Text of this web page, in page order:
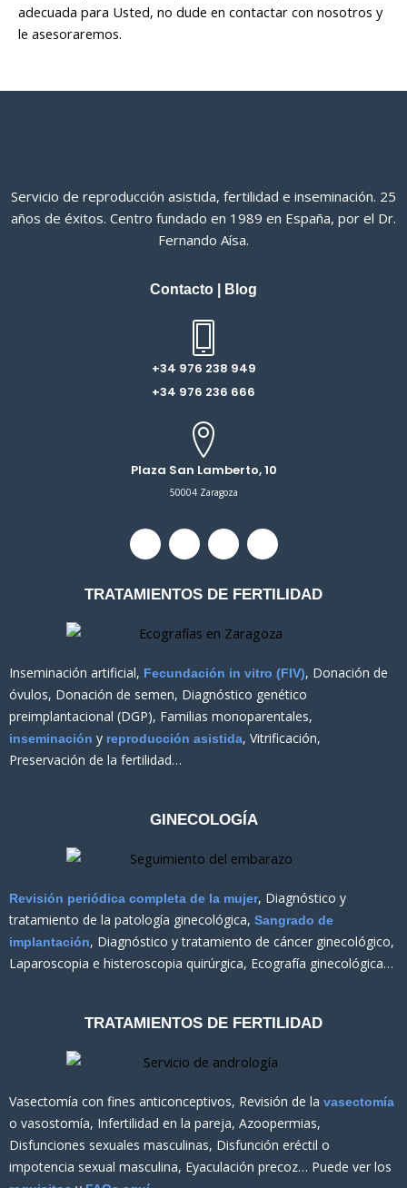
adecuada para Usted, no dude en contactar con nosotros y
le asesoraremos.
Servicio de reproducción asistida, fertilidad e inseminación. 25
años de éxitos. Centro fundado en 1989 en España, por el Dr.
Fernando Aísa.
Contacto Blog
+34 976 238 949
+34 976 236 666
Plaza San Lamberto, 10
50004 Zaragoza
T
w
t
t
r
F
a
e
b
o
k
n
t
a
r
a
L
k
e
i
n
TRATAMIENTOS DE FERTILIDAD
Inseminación artificial, Fecundación in vitro (FIV), Donación de
óvulos, Donación de semen, Diagnóstico genético
preimplantacional (DGP), Familias monoparentales,
inseminación y reproducción asistida, Vitrificación,
Preservación de la fertilidad…
GINECOLOGÍA
Revisión periódica completa de la mujer, Diagnóstico y
tratamiento de la patología ginecológica, Sangrado de
implantación, Diagnóstico y tratamiento de cáncer ginecológico,
Laparoscopia e histeroscopia quirúrgica, Ecografía ginecológica…
TRATAMIENTOS DE FERTILIDAD
Vasectomía con fines anticonceptivos, Revisión de la vasectomía
o vasostomía, Infertilidad en la pareja, Azoopermias,
Disfunciones sexuales masculinas, Disfunción eréctil o
impotencia sexual masculina, Eyaculación precoz… Puede ver los